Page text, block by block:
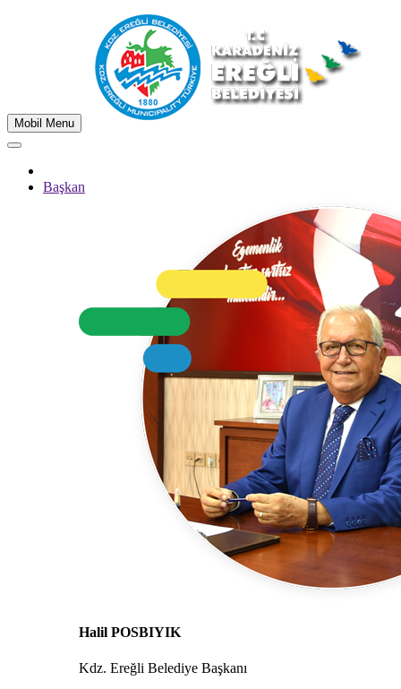
Mobil Menu
Başkan
Halil POSBIYIK
Kdz. Ereğli Belediye Başkanı